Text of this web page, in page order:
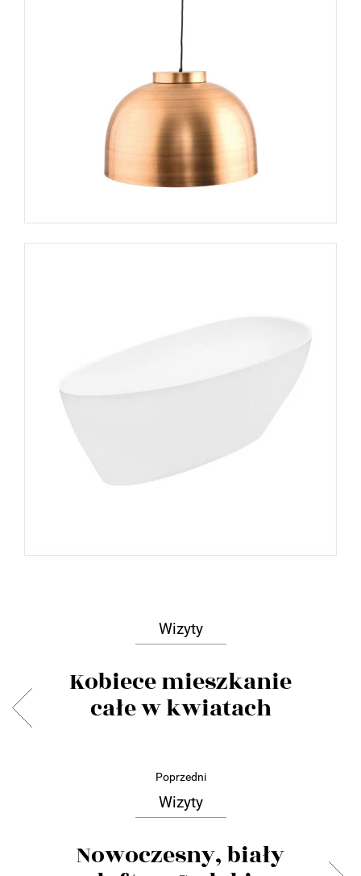
Wizyty
Kobiece mieszkanie
całe w kwiatach
Poprzedni
Wizyty
Nowoczesny, biały